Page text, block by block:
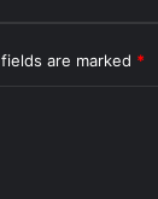
are marked *